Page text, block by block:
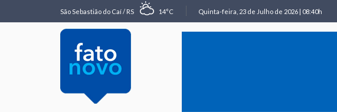
São Sebastião do Caí / RS 14°C Quinta-feira, 23 de Julho de 2026 | 08:40h